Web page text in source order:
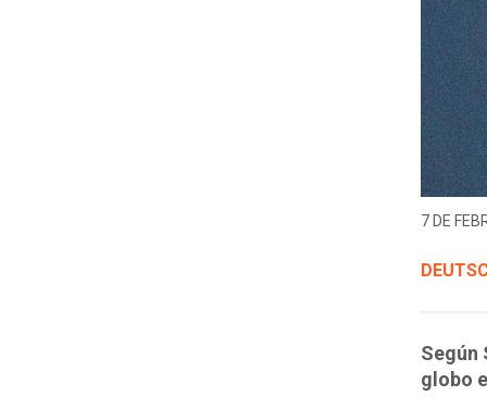
7 DE
Según
globo